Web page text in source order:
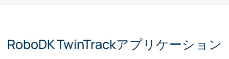
RoboDK TwinTrackアプリケーション